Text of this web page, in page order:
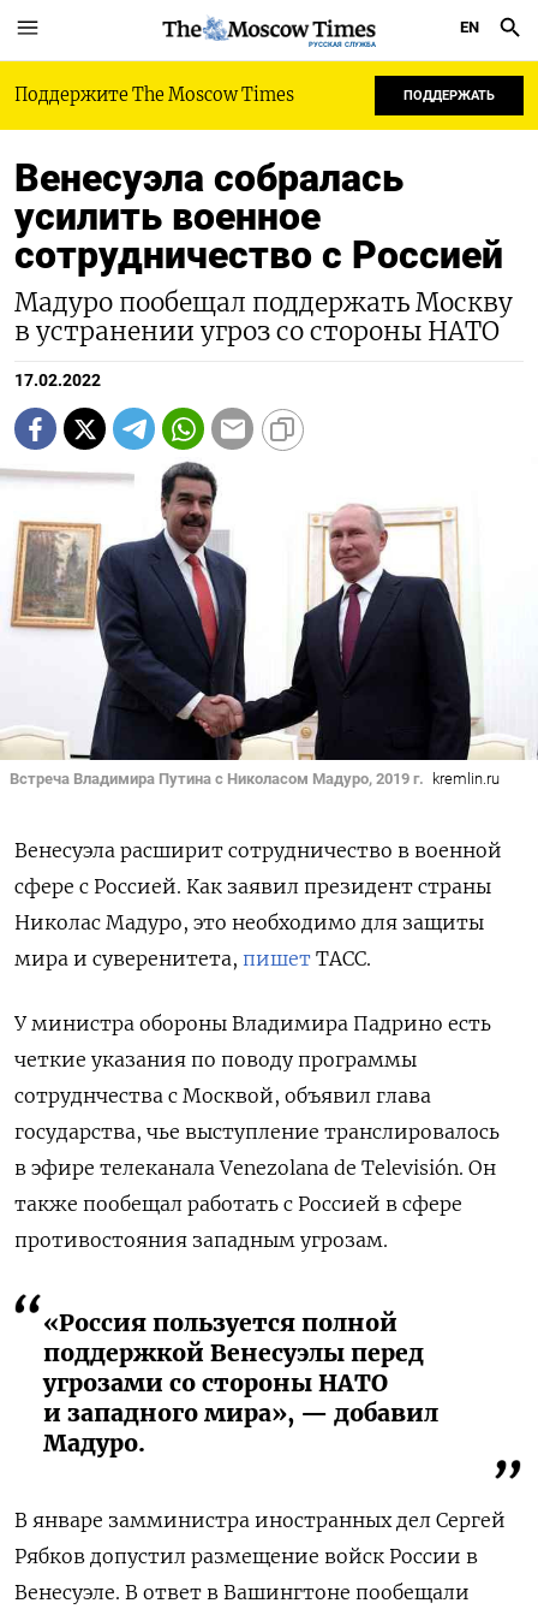
РУССКАЯ СЛУЖБА
EN
Поддержите The Moscow Times ПОДДЕРЖАТЬ
Венесуэла собралась
усилить военное
сотрудничество с Россией
Мадуро пообещал поддержать Москву
в устранении угроз со стороны НАТО
17.02.2022
Встреча Владимира Путина с Николасом Мадуро, 2019 г. kremlin.ru
Венесуэла расширит сотрудничество в военной
сфере с Россией. Как заявил президент страны
Николас Мадуро, это необходимо для защиты
мира и суверенитета, пишет ТАСС.
У министра обороны Владимира Падрино есть
четкие указания по поводу программы
сотруднчества с Москвой, объявил глава
государства, чье выступление транслировалось
в эфире телеканала Venezolana de Televisión. Он
также пообещал работать с Россией в сфере
противостояния западным угрозам.
«Россия пользуется полной
поддержкой Венесуэлы перед
угрозами со стороны НАТО
и западного мира», — добавил
Мадуро.
В январе замминистра иностранных дел Сергей
Рябков допустил размещение войск России в
Венесуэле. В ответ в Вашингтоне пообещали